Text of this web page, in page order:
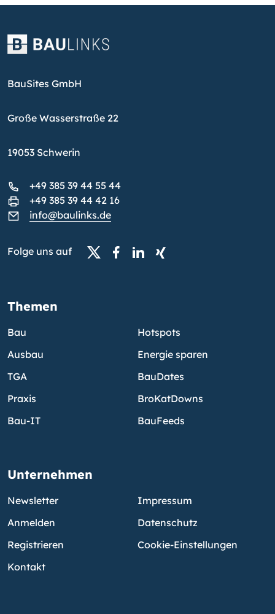
BauSites GmbH
Große Wasserstraße 22
19053 Schwerin
+49 385 39 44 55 44
+49 385 39 44 42 16
info@baulinks.de
Folge uns auf
Themen
Bau
Ausbau
TGA
Praxis
Bau-IT
Hotspots
Energie sparen
BauDates
BroKatDowns
BauFeeds
Unternehmen
Newsletter
Anmelden
Registrieren
Kontakt
Impressum
Datenschutz
Cookie-Einstellungen